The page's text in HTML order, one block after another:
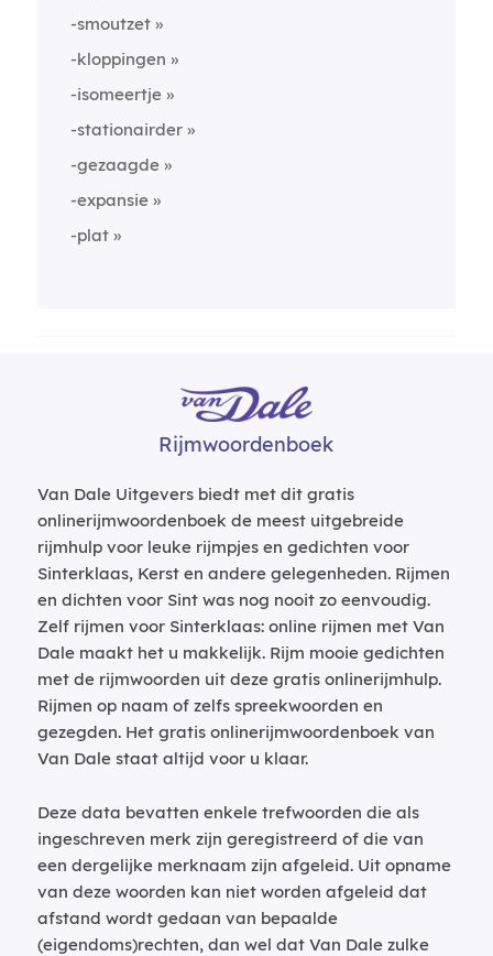
-smoutzet
-kloppingen
-isomeertje
-stationairder
-gezaagde
-expansie
-plat
Rijmwoordenboek
Van Dale Uitgevers biedt met dit gratis
onlinerijmwoordenboek de meest uitgebreide
rijmhulp voor leuke rijmpjes en gedichten voor
Sinterklaas, Kerst en andere gelegenheden. Rijmen
en dichten voor Sint was nog nooit zo eenvoudig.
Zelf rijmen voor Sinterklaas: online rijmen met Van
Dale maakt het u makkelijk. Rijm mooie gedichten
met de rijmwoorden uit deze gratis onlinerijmhulp.
Rijmen op naam of zelfs spreekwoorden en
gezegden. Het gratis onlinerijmwoordenboek van
Van Dale staat altijd voor u klaar.
Deze data bevatten enkele trefwoorden die als
ingeschreven merk zijn geregistreerd of die van
een dergelijke merknaam zijn afgeleid. Uit opname
van deze woorden kan niet worden afgeleid dat
afstand wordt gedaan van bepaalde
(eigendoms)rechten, dan wel dat Van Dale zulke